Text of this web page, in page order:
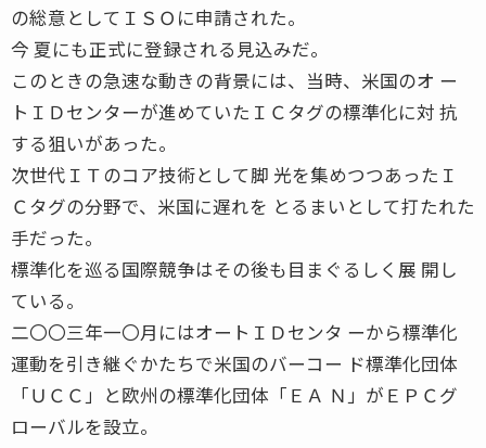
の総意としてＩＳＯに申請された。
今 夏にも正式に登録される見込みだ。
このときの急速な動きの背景には、当時、米国のオ ー
トＩＤセンターが進めていたＩＣタグの標準化に対 抗
する狙いがあった。
次世代ＩＴのコア技術として脚 光を集めつつあったＩ
Ｃタグの分野で、米国に遅れを とるまいとして打たれた
手だった。
標準化を巡る国際競争はその後も目まぐるしく展 開し
ている。
二〇〇三年一〇月にはオートＩＤセンタ ーから標準化
運動を引き継ぐかたちで米国のバーコー ド標準化団体
「ＵＣＣ」と欧州の標準化団体「ＥＡ Ｎ」がＥＰＣグ
ローバルを設立。